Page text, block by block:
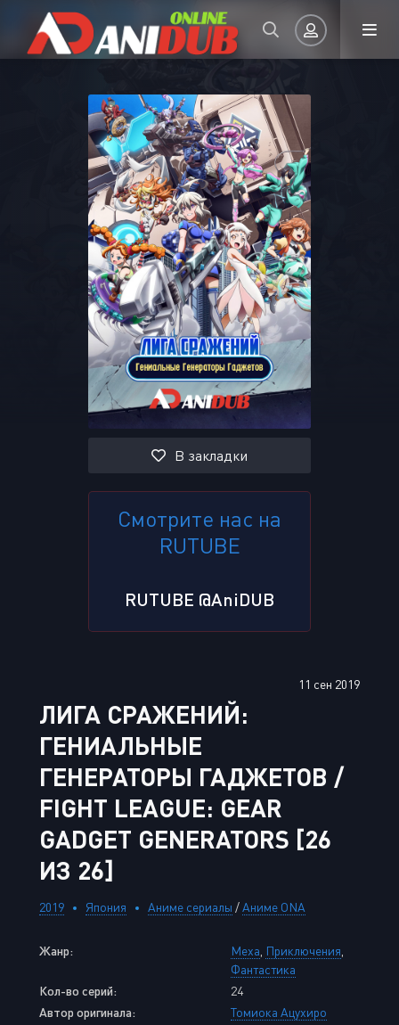
Авторизация
Запомнить
ВОЙТИ НА САЙТ
Регистрация Восстановить пароль
Или войти через
В закладки
Смотрите нас на
RUTUBE
RUTUBE @AniDUB
11 сен 2019
ЛИГА СРАЖЕНИЙ:
ГЕНИАЛЬНЫЕ
ГЕНЕРАТОРЫ ГАДЖЕТОВ /
FIGHT LEAGUE: GEAR
GADGET GENERATORS [26
ИЗ 26]
2019 Япония Аниме сериалы /Аниме ONA
Жанр: Меха Приключения
Фантастика
Кол-во серий:
24
Автор оригинала:
Томиока Ацухиро